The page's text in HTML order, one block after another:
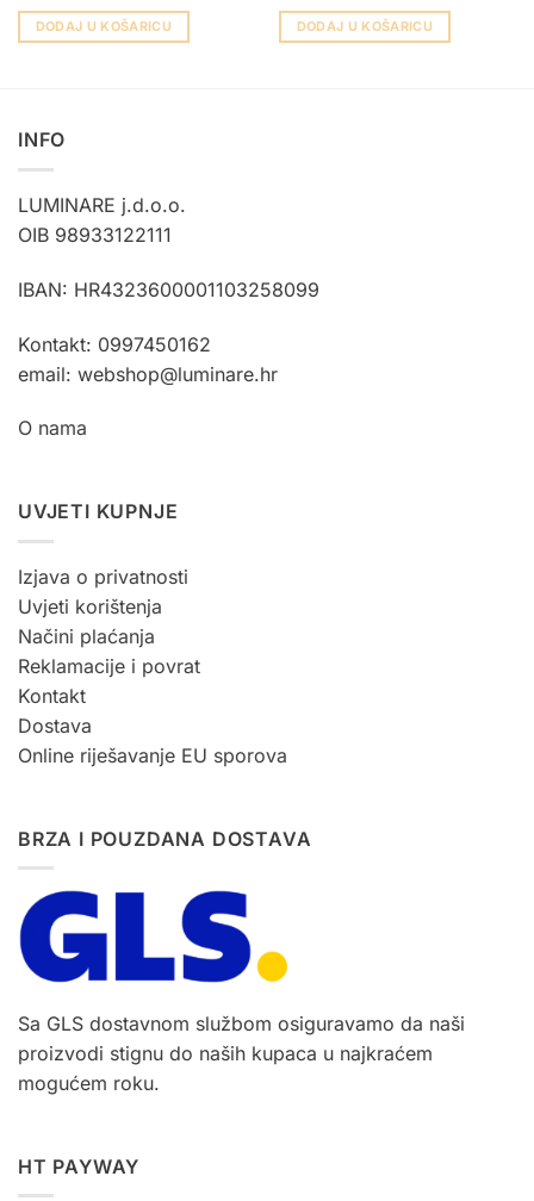
DODAJ U KOŠARICU DODAJ U KOŠARICU
INFO
LUMINARE j.d.o.o.
OIB 98933122111
IBAN: HR4323600001103258099
Kontakt: 0997450162
email: webshop@luminare.hr
O nama
UVJETI KUPNJE
Izjava o privatnosti
Uvjeti korištenja
Načini plaćanja
Reklamacije i povrat
Kontakt
Dostava
Online riješavanje EU sporova
BRZA I POUZDANA DOSTAVA
Sa GLS dostavnom službom osiguravamo da naši
proizvodi stignu do naših kupaca u najkraćem
mogućem roku.
HT PAYWAY